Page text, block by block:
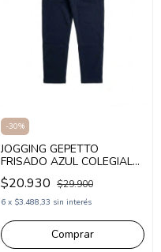
-30%
JOGGING GEPETTO
FRISADO AZUL COLEGIAL
RECTO UNISEX (GT258343)
$20.930 $29.900
6 x $3.488,33 sin interés
Comprar